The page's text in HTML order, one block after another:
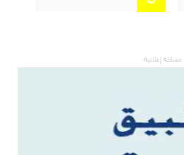
مساحة إعلانية